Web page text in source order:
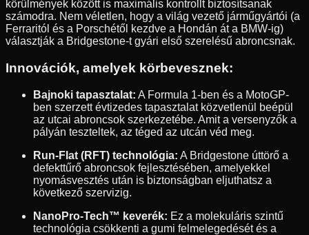
körülmények között is maximális kontrollt biztosítsanak
számodra. Nem véletlen, hogy a világ vezető járműgyártói (a
Ferraritól és a Porschétől kezdve a Hondán át a BMW-ig)
választják a Bridgestone-t gyári első szerelésű abroncsnak.
Innovációk, amelyek körbevesznek:
Bajnoki tapasztalat: A Formula 1-ben és a MotoGP-
ben szerzett évtizedes tapasztalat közvetlenül beépül
az utcai abroncsok szerkezetébe. Amit a versenyzők a
pályán teszteltek, az téged az utcán véd meg.
Run-Flat (RFT) technológia: A Bridgestone úttörő a
defekttűrő abroncsok fejlesztésében, amelyekkel
nyomásvesztés után is biztonságban eljuthatsz a
következő szervizig.
NanoPro-Tech™ keverék: Ez a molekuláris szintű
technológia csökkenti a gumi felmelegedését és a